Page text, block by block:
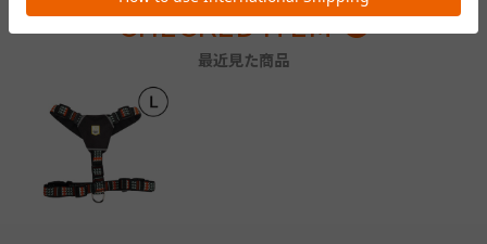
CHECKED ITEM
最近見た商品